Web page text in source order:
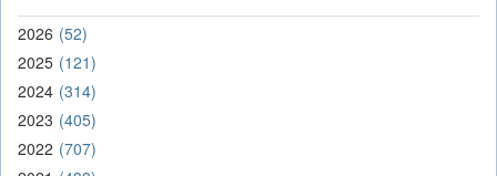
2026 52
2025 121
2024 314
2023 405
2022 707